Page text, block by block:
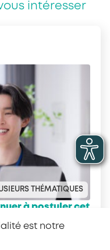
intéresser
THÉMATIQUES
à postuler cet
est notre